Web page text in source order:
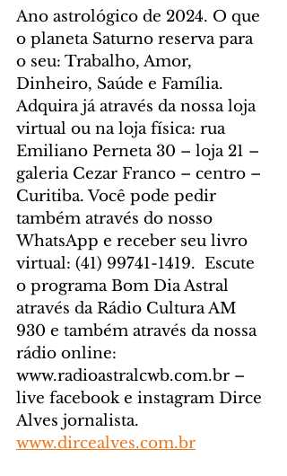
Ano astrológico de 2024. O que
o planeta Saturno reserva para
o seu: Trabalho, Amor,
Dinheiro, Saúde e Família.
Adquira já através da nossa loja
virtual ou na loja física: rua
Emiliano Perneta 30 – loja 21 –
galeria Cezar Franco – centro –
Curitiba. Você pode pedir
também através do nosso
WhatsApp e receber seu livro
virtual: (41) 99741-1419.  Escute
o programa Bom Dia Astral
através da Rádio Cultura AM
930 e também através da nossa
rádio online:
www.radioastralcwb.com.br –
live facebook e instagram Dirce
Alves jornalista.
www.dircealves.com.br